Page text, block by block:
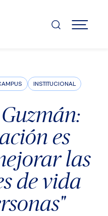
MENÚ
INSTITUCIONAL
es
las
de vida